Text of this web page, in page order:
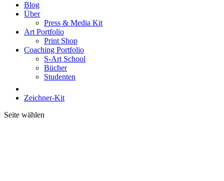
Blog
Über
Press & Media Kit
Art Portfolio
Print Shop
Coaching Portfolio
S-Art School
Bücher
Studenten
Zeichner-Kit
Seite wählen